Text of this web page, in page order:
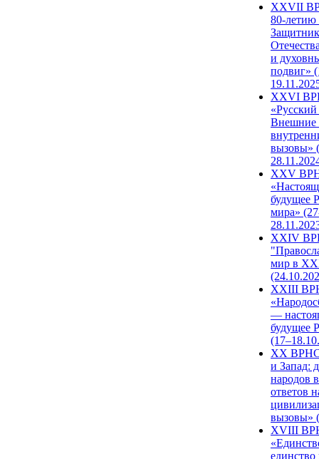
ХХVII
80-
и
подвиг»
XXVI
Внешние
вызовы»
XXV
будущее
мира»
XXIV
мир в
XXIII
—
будущее
XX ВРНС
и Запад:
народов
ответов
вызовы»
XVIII
единство